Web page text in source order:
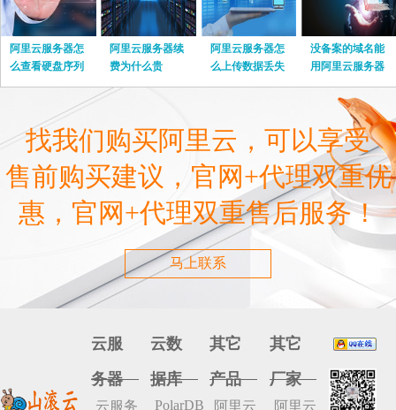
阿里云服务器怎
么查看硬盘序列
号
阿里云服务器续
费为什么贵
阿里云服务器怎
么上传数据丢失
没备案的域名能
用阿里云服务器
嘛
找我们购买阿里云，可以享受
售前购买建议，官网+代理双重优
惠，官网+代理双重售后服务！
马上联系
云服
务器
云服务
云数
据库
PolarDB
其它
产品
阿里云
其它
厂家
阿里云